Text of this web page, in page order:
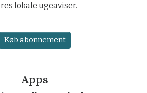
lokale ugeaviser.
Køb abonnement
Apps